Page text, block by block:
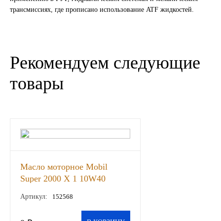
Автозапчасти
ЗИЛ
МАЗ
КАМАЗ
трансмиссиях, где прописано использование ATF жидкостей.
Рекомендуем следующие
товары
Масло моторное Mobil
Super 2000 Х 1 10W40
Артикул: 152568